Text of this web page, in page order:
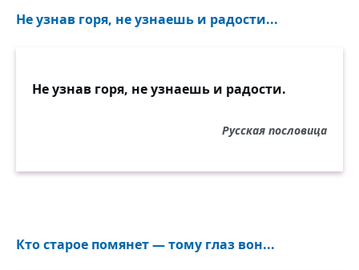
Не узнав горя, не узнаешь и радости...
Не узнав горя, не узнаешь и радости.
Русская пословица
Кто старое помянет — тому глаз вон...